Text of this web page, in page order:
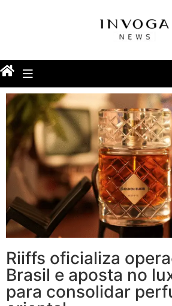
Riiffs oficializa
Brasil e aposta no
para consolidar